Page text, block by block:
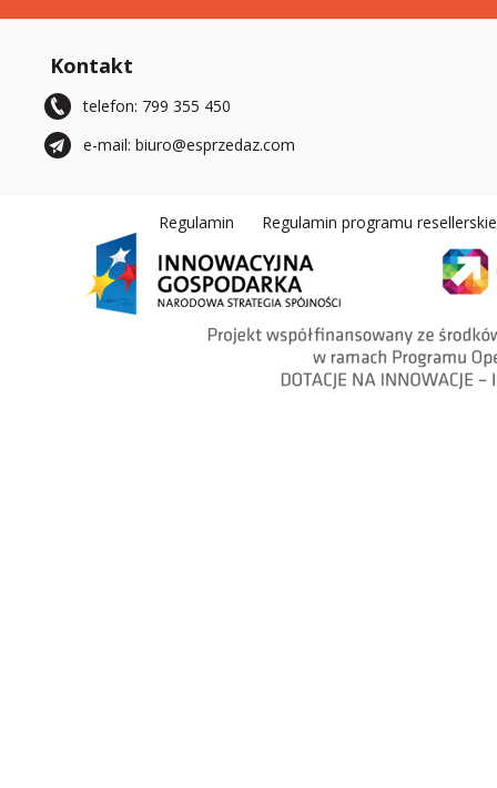
Kontakt
telefon: 799 355 450
e-mail: biuro@esprzedaz.com
Regulamin Regulamin programu